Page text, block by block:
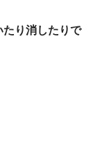
たり消したりで